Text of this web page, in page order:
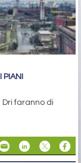
faranno di